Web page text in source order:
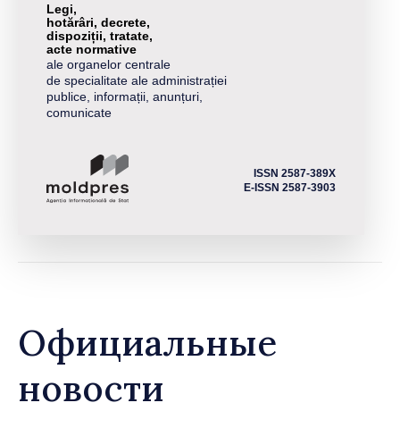
Legi,
hotărâri, decrete,
dispoziții, tratate,
acte normative
ale organelor centrale
de specialitate ale administrației
publice, informații, anunțuri,
comunicate
ISSN 2587-389X
E-ISSN 2587-3903
Официальные
новости